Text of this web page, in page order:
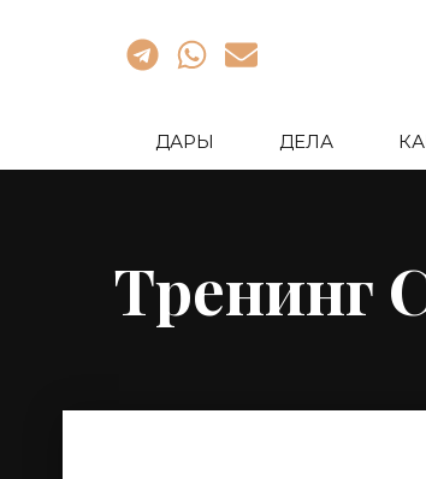
ДАРЫ ДЕЛА
Тренинг